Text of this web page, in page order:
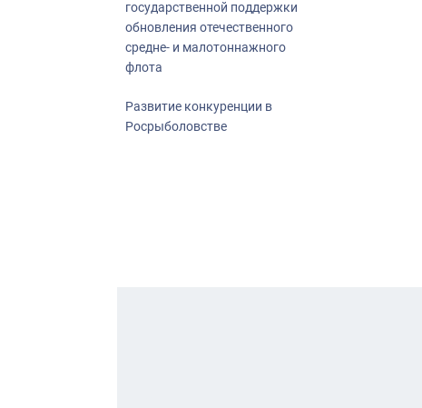
государственной поддержки
обновления отечественного
средне- и малотоннажного
флота
Развитие конкуренции в
Росрыболовстве